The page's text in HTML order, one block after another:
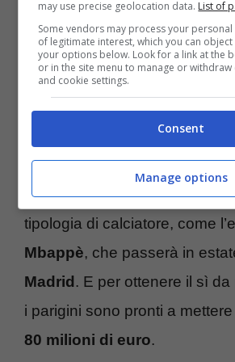
e gli sono valsi,
in avanti nella sua carriera.
Stando a quanto raccontato
Paris Saint Germain
seriamente gli occhi su
hanno individuato, infatti, per
tipologia di calciatore, come
Mbappè, che passerà in
Madrid . E per ottenere il sì da
i parigini sono pronti a
80 milioni di euro.
may use precise geolocation data. List of
Some vendors may process your
of legitimate interest, which you can
your options below. Look for a link at the
or in the site menu to manage or
and cookie settings.
Consent
Manage options